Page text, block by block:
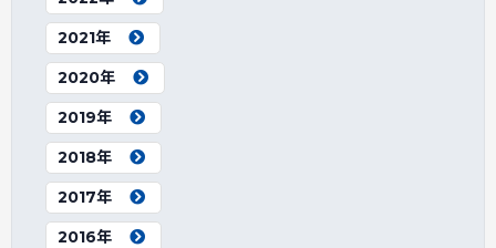
2021年
2020年
2019年
2018年
2017年
2016年